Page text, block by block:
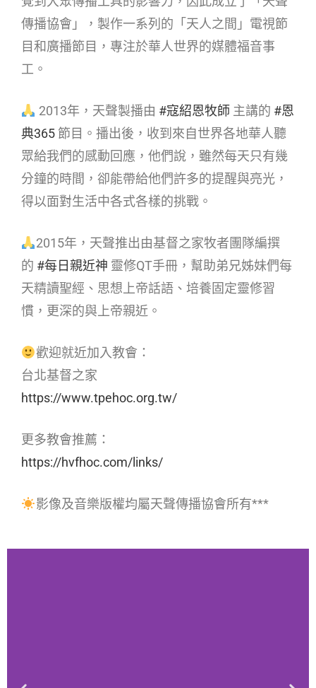
傳播協會」，製作一系列的「天人之間」電視節
目和廣播節目，專注於華人世界的媒體福音事
工。
2013年，天聲製播由 #寇紹恩牧師 主講的 #恩
典365 節目。播出後，收到來自世界各地華人聽
眾給我們的感動回應，他們說，雖然每天只有幾
分鐘的時間，卻能帶給他們許多的提醒與亮光，
得以面對生活中各式各樣的挑戰。
2015年，天聲推出由基督之家牧者團隊編撰
的 #每日親近神 靈修QT手冊，幫助弟兄姊妹們每
天精讀聖經、思想上帝話語、培養固定靈修習
慣，更深的與上帝親近。
歡迎就近加入教會：
台北基督之家
https://www.tpehoc.org.tw/
更多教會推薦：
https://hvfhoc.com/links/
影像及音樂版權均屬天聲傳播協會所有***